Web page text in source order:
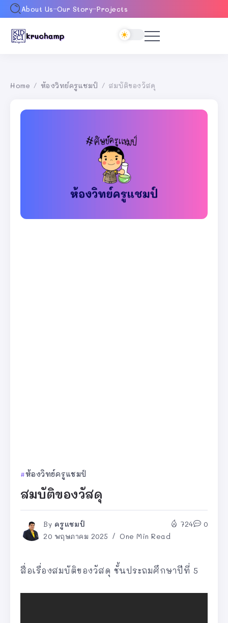
About Us Our Story Projects
Home / ห้องวิทย์ครูแชมป์ / สมบัติของวัสดุ
ห้องวิทย์ครูแชมป์
สมบัติของวัสดุ
By ครูแชมป์
20 พฤษภาคม 2025
One Min Read
724 0
สื่อเรื่องสมบัติของวัสดุ ชั้นประถมศึกษาปีที่ 5